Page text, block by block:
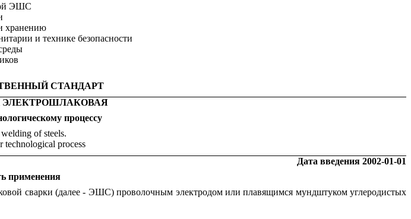
ЭШС
хранению
и технике безопасности
СТАНДАРТ
ЭЛЕКТРОШЛАКОВАЯ
процессу
of steels.
technological process
Дата введения 2002-01-01
применения
сварки (далее - ЭШС) проволочным электродом или плавящимся мундштуком углеродистых